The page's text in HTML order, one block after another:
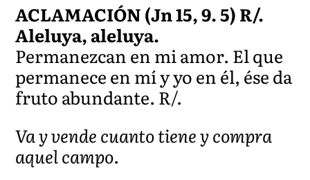
ACLAMACIÓN (Jn 15, 9. 5) R/.
Aleluya, aleluya.
Permanezcan en mi amor. El que
permanece en mí y yo en él, ése da
fruto abundante. R/.
Va y vende cuanto tiene y compra
aquel campo.